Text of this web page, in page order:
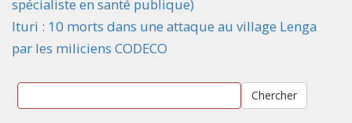
spécialiste en santé publique)
Ituri : 10 morts dans une attaque au village Lenga
par les miliciens CODECO
Chercher